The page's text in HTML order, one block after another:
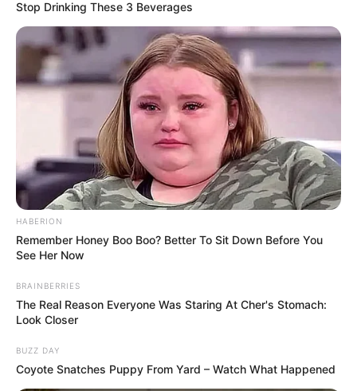
irányba is indul tovább, nem adta fel.
Stop Drinking These 3 Beverages
HABERION
Remember Honey Boo Boo? Better To Sit Down Before You
See Her Now
BRAINBERRIES
The Real Reason Everyone Was Staring At Cher's Stomach:
Look Closer
BUZZ DAY
Coyote Snatches Puppy From Yard – Watch What Happened